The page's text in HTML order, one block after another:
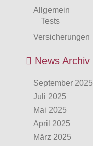
Allgemein
Tests
Versicherungen
News Archiv
September 2025
Juli 2025
Mai 2025
April 2025
März 2025